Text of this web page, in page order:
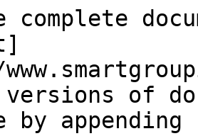
complete
versions of
by